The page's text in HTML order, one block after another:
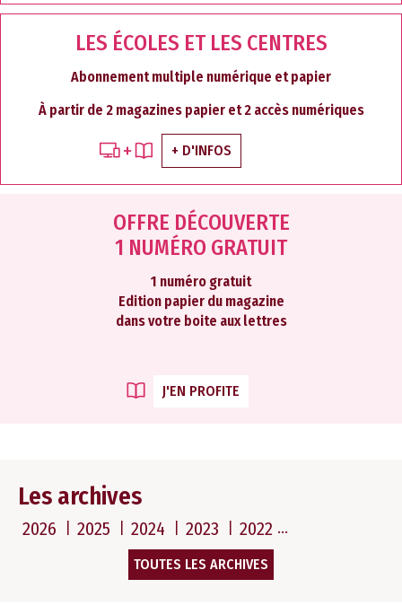
LES ÉCOLES ET LES CENTRES
Abonnement multiple numérique et papier
À partir de 2 magazines papier et 2 accès numériques
+ D'INFOS
OFFRE DÉCOUVERTE
1 NUMÉRO GRATUIT
1 numéro gratuit
Edition papier du magazine
dans votre boite aux lettres
J'EN PROFITE
Les archives
2026 2025 2024 2023 2022
TOUTES LES ARCHIVES